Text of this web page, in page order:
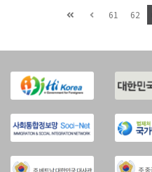
61 62